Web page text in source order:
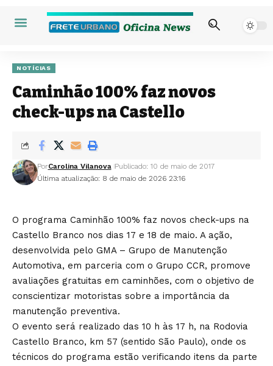
NOTÍCIAS
Caminhão 100% faz novos
check-ups na Castello
Última atualização: 8 de maio de 2026 23:16
PorCarolina Vilanova Publicado: 10 de maio de 2017
O programa Caminhão 100% faz novos check-ups na
Castello Branco nos dias 17 e 18 de maio. A ação,
desenvolvida pelo GMA – Grupo de Manutenção
Automotiva, em parceria com o Grupo CCR, promove
avaliações gratuitas em caminhões, com o objetivo de
conscientizar motoristas sobre a importância da
manutenção preventiva.
O evento será realizado das 10 h às 17 h, na Rodovia
Castello Branco, km 57 (sentido São Paulo), onde os
técnicos do programa estão verificando itens da parte